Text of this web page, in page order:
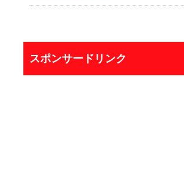
スポンサードリンク